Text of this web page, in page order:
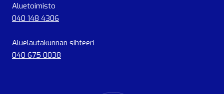
Aluetoimisto
040 148 4306
Aluelautakunnan sihteeri
040 675 0038